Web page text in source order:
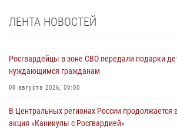
ЛЕНТА НОВОСТЕЙ
Росгвардейцы в зоне СВО передали подарки
нуждающимся гражданам
09 августа 2026, 09:00
В Центральных регионах России продолжается
акция «Каникулы с Росгвардией»